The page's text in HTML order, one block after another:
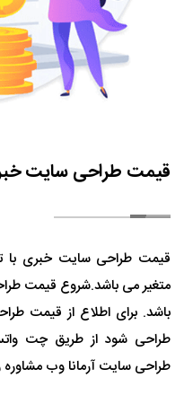
قیمت طراحی سایت
قیمت طراحی سایت خبری با
باشد. برای اطلاع از قیمت
طراحی شود از طریق چت
طراحی سایت آرمانا وب مشاوره